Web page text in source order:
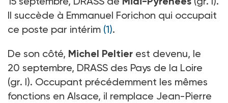
Il succède à Emmanuel Forichon qui occupait
ce poste par intérim (1).
De son côté, Michel Peltier est devenu, le
20 septembre, DRASS des Pays de la Loire
(gr. I). Occupant précédemment les mêmes
fonctions en Alsace, il remplace Jean-Pierre